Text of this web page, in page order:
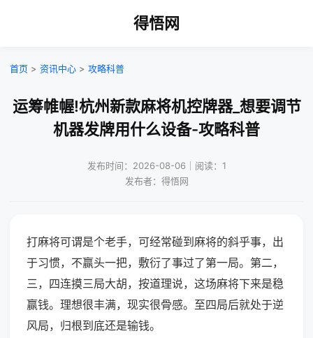
得悟网
首页 > 资讯中心 > 攻略科普
运筹帷幄!杭州新款麻将机控牌器_想要调节
机器发牌用什么设备-攻略科普
发布时间：2026-08-06｜阅读：1
发布者：得悟网
打麻将可谓是个老手，可经常碰到麻将的斜乎事，出
于习惯，不赢头一把，敷衍了事过了第一局。第二，
三，四连摸三局大胡，按道理说，这场麻将下来是稳
赢钱。理想很丰满，现实很骨感。至四局后就处于逆
风局，归根到底还是输钱。